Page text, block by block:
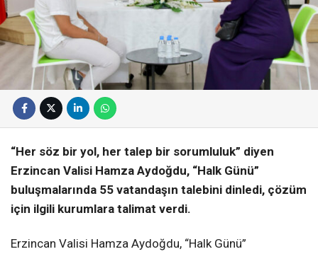
“Her söz bir yol, her talep bir sorumluluk” diyen
Erzincan Valisi Hamza Aydoğdu, “Halk Günü”
buluşmalarında 55 vatandaşın talebini dinledi, çözüm
için ilgili kurumlara talimat verdi.
Erzincan Valisi Hamza Aydoğdu, “Halk Günü”